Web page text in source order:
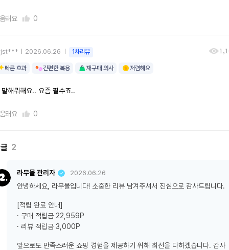
돼요 0
2026.06.26 1차리뷰
빠른 효과 간편한 복용 재구매 의사 저렴해요
말해뭐해요.. 요즘 필수죠..
돼요 0
2
라무몰 관리자 2026.06.26
안녕하세요, 라무몰입니다! 소중한 리뷰 남겨주셔서 진심으로 감사드립니다.
[적립 완료 안내]
· 구매 적립금 22,959P
· 리뷰 적립금 3,000P
앞으로도 만족스러운 쇼핑 경험을 제공하기 위해 최선을 다하겠습니다. 감사